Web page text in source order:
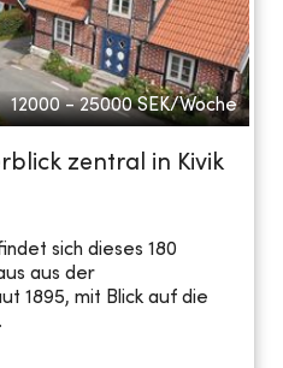
12000 - 25000 SEK/Woche
zentral in Kivik
sich dieses 180
aus der
1895, mit Blick auf die